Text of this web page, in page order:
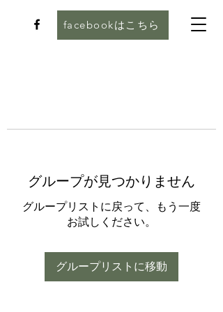
facebookはこちら
グループが見つかりません
グループリストに戻って、もう一度
お試しください。
グループリストに移動